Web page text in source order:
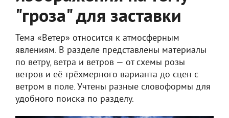
"гроза" для заставки
Тема «Ветер» относится к атмосферным
явлениям. В разделе представлены материалы
по ветру, ветра и ветров — от схемы розы
ветров и её трёхмерного варианта до сцен с
ветром в поле. Учтены разные словоформы для
удобного поиска по разделу.